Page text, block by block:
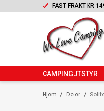
FAST FRAKT KR
CAMPINGUTSTYR
/
Hjem /
Deler